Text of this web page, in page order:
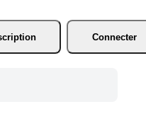
Connecter